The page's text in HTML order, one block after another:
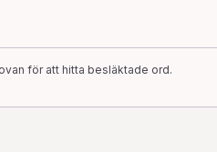
för att hitta besläktade ord.